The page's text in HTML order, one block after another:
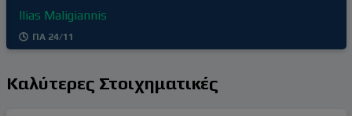
Ilias Maligiannis
ΠΑ 24/11
Καλύτερες Στοιχηματικές